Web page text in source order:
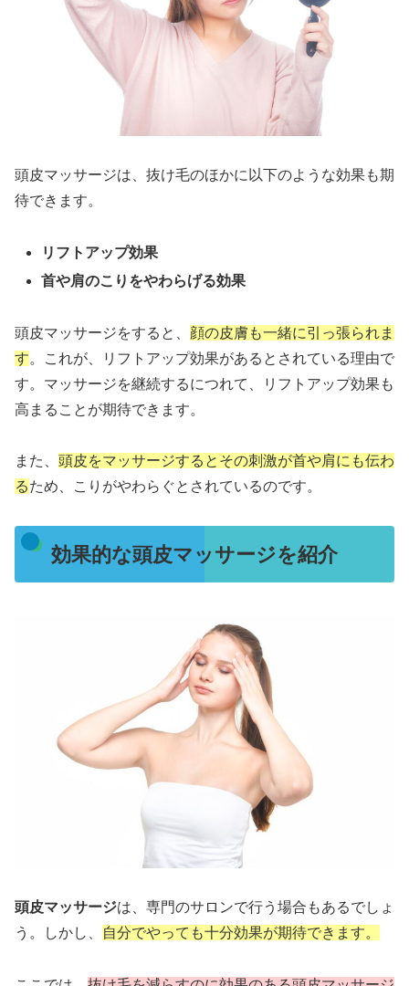
頭皮マッサージは、抜け毛のほかに以下のような効果も期
待できます。
リフトアップ効果
首や肩のこりをやわらげる効果
頭皮マッサージをすると、 顔の皮膚も一緒に引っ張られま
す。これが、リフトアップ効果があるとされている理由で
す。マッサージを継続するにつれて、リフトアップ効果も
高まることが期待できます。
また、 頭皮をマッサージするとその刺激が首や肩にも伝わ
るため、こりがやわらぐとされているのです。
効果的な頭皮マッサージを紹介
頭皮マッサージは、専門のサロンで行う場合もあるでしょ
う。しかし、
自分でやっても十分効果が期待できます。